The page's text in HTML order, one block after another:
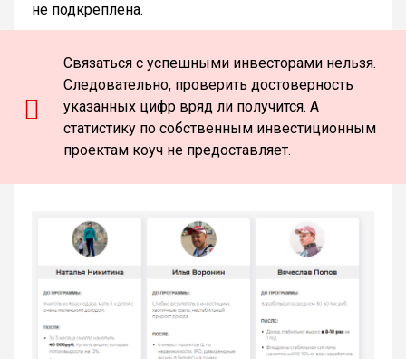
не подкреплена.
Связаться с успешными инвесторами нельзя.
Следовательно, проверить достоверность
указанных цифр вряд ли получится. А
статистику по собственным инвестиционным
проектам коуч не предоставляет.